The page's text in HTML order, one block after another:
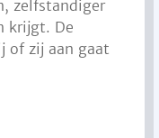
zelfstandiger
krijgt. De
of zij aan gaat